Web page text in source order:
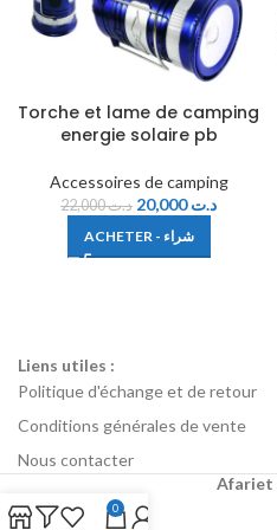
Torche et lame de camping
energie solaire pb
Accessoires de camping
د.ت22,000 د.ت20,000
ACHETER - شراء
Liens utiles :
Politique d'échange et de retour
Conditions générales de vente
Nous contacter
Afariet
0